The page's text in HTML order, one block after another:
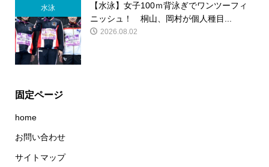
水泳
【水泳】女子100ｍ背泳ぎでワンツーフィ
ニッシュ！ 桐山、岡村が個人種目...
2026.08.02
固定ページ
home
お問い合わせ
サイトマップ